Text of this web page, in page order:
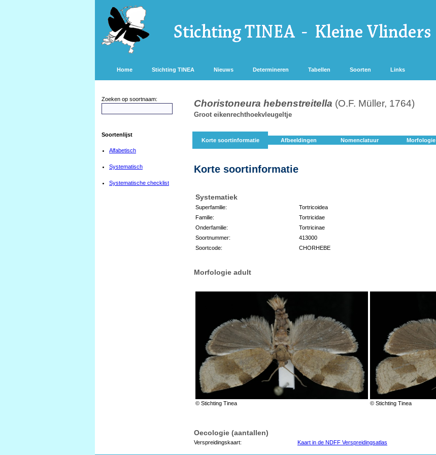
Home Stichting TINEA Nieuws Determineren Tabellen Soorten Links
Zoeken op soortnaam:
Soortenlijst
Alfabetisch
Systematisch
Systematische checklist
Choristoneura hebenstreitella (O.F. Müller, 1764)
Groot eikenrechthoekvleugeltje
Korte soortinformatie Afbeeldingen Nomenclatuur Morfologie
Korte soortinformatie
Systematiek
Superfamilie:
Tortricoidea
Familie:
Tortricidae
Onderfamilie:
Tortricinae
Soortnummer:
413000
Soortcode:
CHORHEBE
Morfologie adult
© Stichting Tinea © Stichting Tinea
Oecologie (aantallen)
Verspreidingskaart: Kaart in de NDFF Verspreidingsatlas